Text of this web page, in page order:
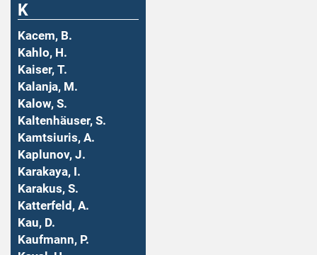
K
Kacem, B.
Kahlo, H.
Kaiser, T.
Kalanja, M.
Kalow, S.
Kaltenhäuser, S.
Kamtsiuris, A.
Kaplunov, J.
Karakaya, I.
Karakus, S.
Katterfeld, A.
Kau, D.
Kaufmann, P.